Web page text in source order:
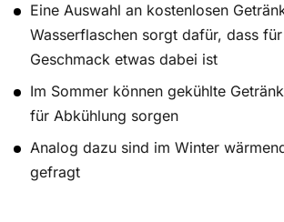
Eine Auswahl an kostenlosen
Wasserflaschen sorgt dafür, dass
Geschmack etwas dabei ist
Im Sommer können gekühlte
für Abkühlung sorgen
Analog dazu sind im Winter
gefragt